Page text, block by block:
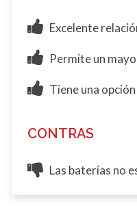
Excelente
Permite un
Tiene una
CONTRAS
Las baterías no